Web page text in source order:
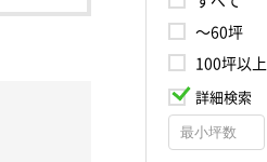
～60坪
100坪以上
詳細検索